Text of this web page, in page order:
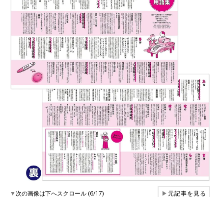
▼次の画像は下へスクロール (6/17) ▶元記事を見る